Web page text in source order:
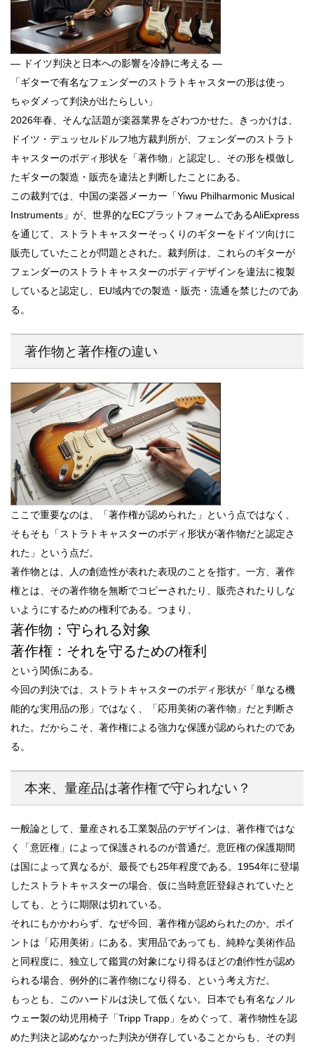
― ドイツ判決と日本への影響を冷静に考える ―
「ギターで有名なフェンダーのストラトキャスターの形は使っ
ちゃダメって判決が出たらしい」
2026年春、そんな話題が楽器業界をざわつかせた。きっかけは、
ドイツ・デュッセルドルフ地方裁判所が、フェンダーのストラト
キャスターのボディ形状を「著作物」と認定し、その形を模倣し
たギターの製造・販売を違法と判断したことにある。
この裁判では、中国の楽器メーカー「Yiwu Philharmonic Musical
Instruments」が、世界的なECプラットフォームであるAliExpress
を通じて、ストラトキャスターそっくりのギターをドイツ向けに
販売していたことが問題とされた。裁判所は、これらのギターが
フェンダーのストラトキャスターのボディデザインを違法に複製
していると認定し、EU域内での製造・販売・流通を禁じたのであ
る。
著作物と著作権の違い
ここで重要なのは、「著作権が認められた」という点ではなく、
そもそも「ストラトキャスターのボディ形状が著作物だと認定さ
れた」という点だ。
著作物とは、人の創造性が表れた表現のことを指す。一方、著作
権とは、その著作物を無断でコピーされたり、販売されたりしな
いようにするための権利である。つまり、
著作物：守られる対象
著作権：それを守るための権利
という関係にある。
今回の判決では、ストラトキャスターのボディ形状が「単なる機
能的な実用品の形」ではなく、「応用美術の著作物」だと判断さ
れた。だからこそ、著作権による強力な保護が認められたのであ
る。
本来、量産品は著作権で守られない？
一般論として、量産される工業製品のデザインは、著作権ではな
く「意匠権」によって保護されるのが普通だ。意匠権の保護期間
は国によって異なるが、最長でも25年程度である。1954年に登場
したストラトキャスターの場合、仮に当時意匠登録されていたと
しても、とうに期限は切れている。
それにもかかわらず、なぜ今回、著作権が認められたのか。ポイ
ントは「応用美術」にある。実用品であっても、純粋な美術作品
と同程度に、独立して鑑賞の対象になり得るほどの創作性が認め
られる場合、例外的に著作物になり得る、という考え方だ。
もっとも、このハードルは決して低くない。日本でも有名なノル
ウェー製の幼児用椅子「Tripp Trapp」をめぐって、著作物性を認
めた判決と認めなかった判決が併存していることからも、その判